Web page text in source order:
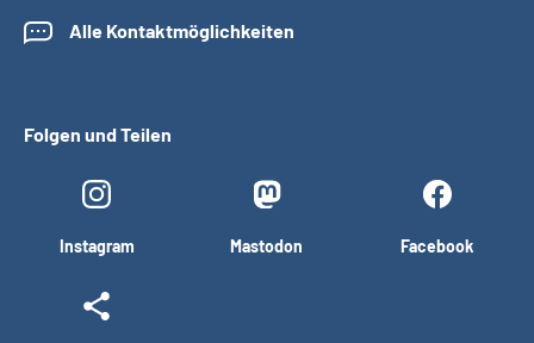
Alle Kontaktmöglichkeiten
Folgen und Teilen
Instagram Mastodon Facebook